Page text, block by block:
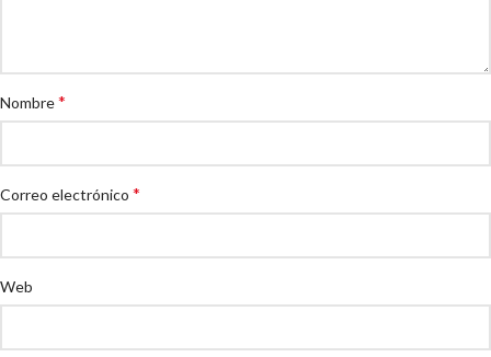
Nombre*
Correo electrónico *
Web